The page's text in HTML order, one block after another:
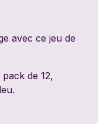
avec ce jeu de
de 12,